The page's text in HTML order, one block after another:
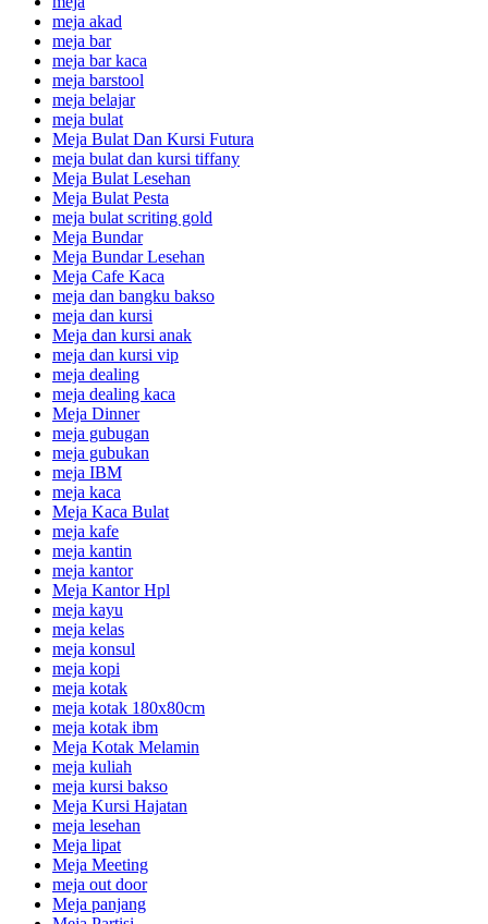
meja akad
meja bar
meja bar kaca
meja barstool
meja belajar
meja bulat
Meja Bulat Dan Kursi Futura
meja bulat dan kursi tiffany
Meja Bulat Lesehan
Meja Bulat Pesta
meja bulat scriting gold
Meja Bundar
Meja Bundar Lesehan
Meja Cafe Kaca
meja dan bangku bakso
meja dan kursi
Meja dan kursi anak
meja dan kursi vip
meja dealing
meja dealing kaca
Meja Dinner
meja gubugan
meja gubukan
meja IBM
meja kaca
Meja Kaca Bulat
meja kafe
meja kantin
meja kantor
Meja Kantor Hpl
meja kayu
meja kelas
meja konsul
meja kopi
meja kotak
meja kotak 180x80cm
meja kotak ibm
Meja Kotak Melamin
meja kuliah
meja kursi bakso
Meja Kursi Hajatan
meja lesehan
Meja lipat
Meja Meeting
meja out door
Meja panjang